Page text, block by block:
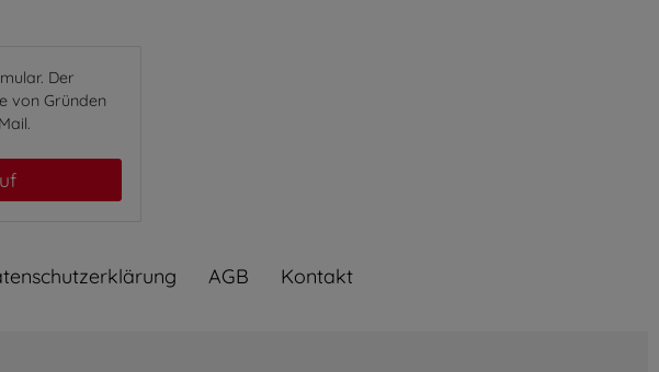
Der
von Gründen
AGB Kontakt